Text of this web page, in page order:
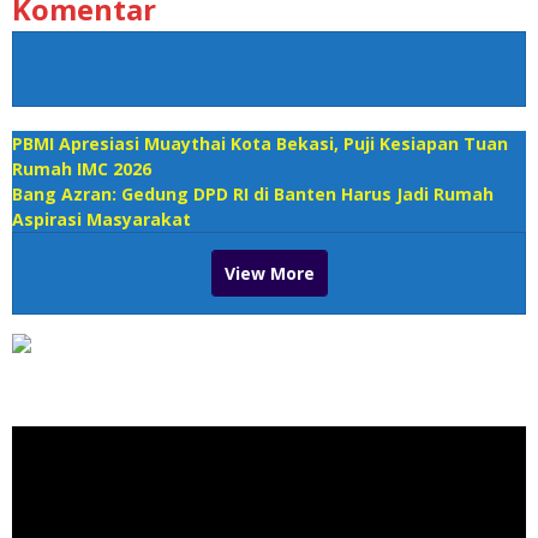
Komentar
PBMI Apresiasi Muaythai Kota Bekasi, Puji Kesiapan Tuan
Rumah IMC 2026
Bang Azran: Gedung DPD RI di Banten Harus Jadi Rumah
Aspirasi Masyarakat
View More